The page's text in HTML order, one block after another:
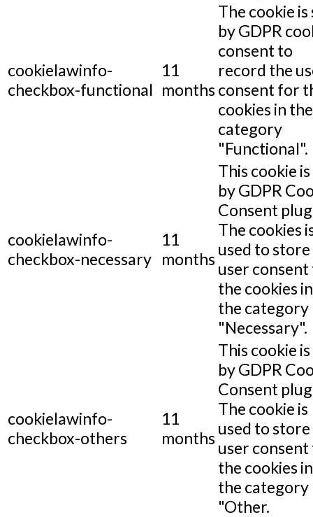
cookielawinfo-
checkbox-functional
11
months
The cookie is
by GDPR
consent to
record the
consent for
cookies in the
category
"Functional".
cookielawinfo-
checkbox-necessary
11
months
This cookie
by GDPR
Consent
The cookies
used to
user
the cookies in
the category
"Necessary".
cookielawinfo-
checkbox-others
11
months
This cookie
by GDPR
Consent
The cookie is
used to
user
the cookies in
the category
"Other.